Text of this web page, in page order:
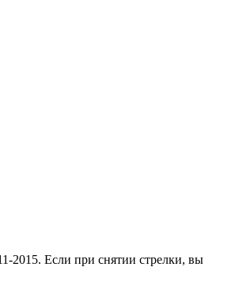
2015. Если при снятии стрелки, вы